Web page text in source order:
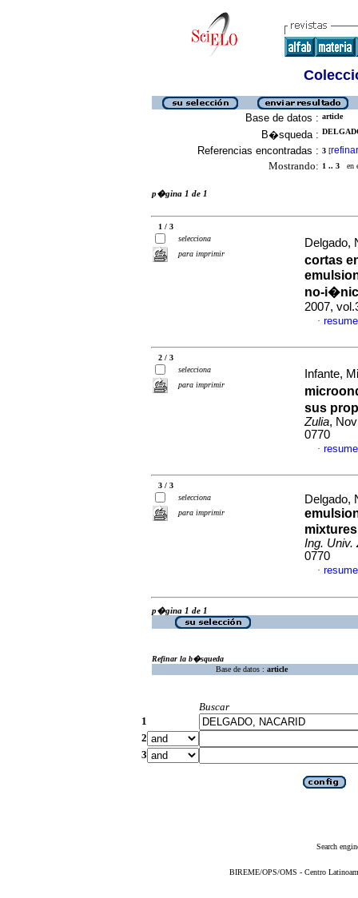
Base de datos : article
B�squeda :
Referencias encontradas : 3 [refinar
Mostrando: 1 .. 3 en
p�gina 1 de 1
1 / 3
selecciona
para imprimir
Delgado,
cortas
no-
2007,
·
2 / 3
selecciona
para imprimir
Infante,
sus
Zulia,
0770
·
3 / 3
selecciona
para imprimir
Delgado,
Ing. Univ.
0770
·
p�gina 1 de 1
Refinar la b�squeda
Base de datos : article
Buscar
1
2
3
Search
BIREME/OPS/OMS - Centro